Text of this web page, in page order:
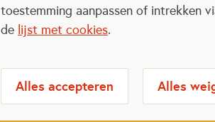
toestemming aanpassen of intrekken
de lijst met cookies.
Alles accepteren Alles